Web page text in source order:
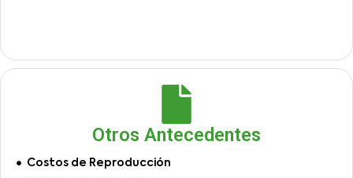
Otros Antecedentes
Costos de Reproducción